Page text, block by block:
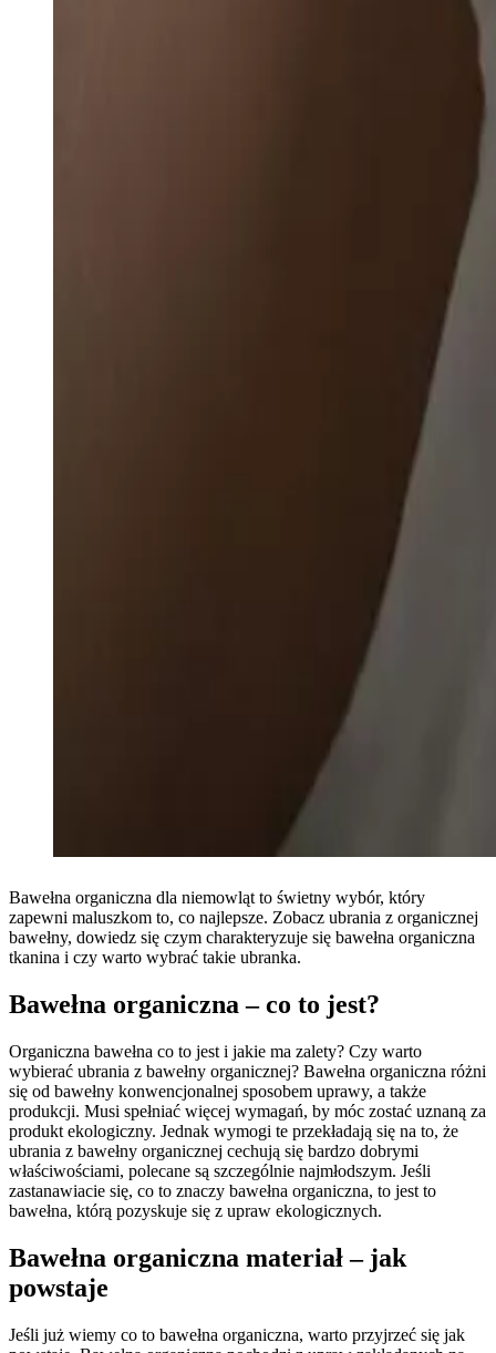
Bawełna organiczna dla niemowląt to świetny wybór, który
zapewni maluszkom to, co najlepsze. Zobacz ubrania z organicznej
bawełny, dowiedz się czym charakteryzuje się bawełna organiczna
tkanina i czy warto wybrać takie ubranka.
Bawełna organiczna – co to jest?
Organiczna bawełna co to jest i jakie ma zalety? Czy warto
wybierać ubrania z bawełny organicznej? Bawełna organiczna różni
się od bawełny konwencjonalnej sposobem uprawy, a także
produkcji. Musi spełniać więcej wymagań, by móc zostać uznaną za
produkt ekologiczny. Jednak wymogi te przekładają się na to, że
ubrania z bawełny organicznej cechują się bardzo dobrymi
właściwościami, polecane są szczególnie najmłodszym. Jeśli
zastanawiacie się, co to znaczy bawełna organiczna, to jest to
bawełna, którą pozyskuje się z upraw ekologicznych.
Bawełna organiczna materiał – jak
powstaje
Jeśli już wiemy co to bawełna organiczna, warto przyjrzeć się jak